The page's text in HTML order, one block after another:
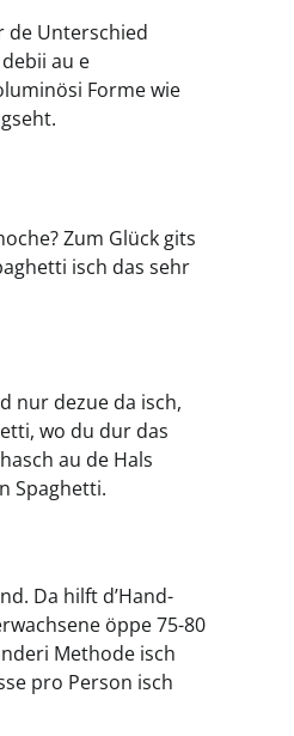
de Unterschied
au e
Forme wie
Zum Glück gits
isch das sehr
nur dezue da isch,
wo du dur das
au de Hals
Spaghetti.
Da hilft d’Hand-
öppe 75-80
Methode isch
pro Person isch